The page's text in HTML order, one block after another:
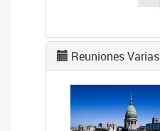
Reuniones Varias